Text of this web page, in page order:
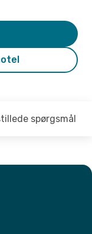
spørgsmål